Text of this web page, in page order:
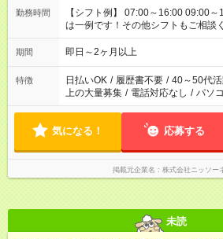
勤務時間
【シフト例】 07:00～16:00 09:00～
は一例です！その他シフトもご相談
期間 即日～2ヶ月以上
特徴 日払いOK / 履歴書不要 / 40～50代
上の大量募集 / 電話対応なし / パソ
気になる！ 応募する
掲載元企業名 株式会社ニッソー
未読